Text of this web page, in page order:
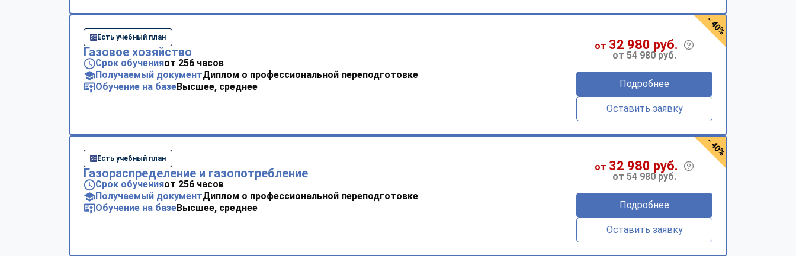
Есть учебный план
Газовое хозяйство
Срок обученияот 256 часов
Получаемый документДиплом о профессиональной переподготовке
Обучение на базеВысшее, среднее
от 32 980 руб.
от 54 980 руб.
Подробнее
Оставить заявку
- 40%
Есть учебный план
Газораспределение и газопотребление
Срок обученияот 256 часов
Получаемый документДиплом о профессиональной переподготовке
Обучение на базеВысшее, среднее
от 32 980 руб.
от 54 980 руб.
Подробнее
Оставить заявку
- 40%